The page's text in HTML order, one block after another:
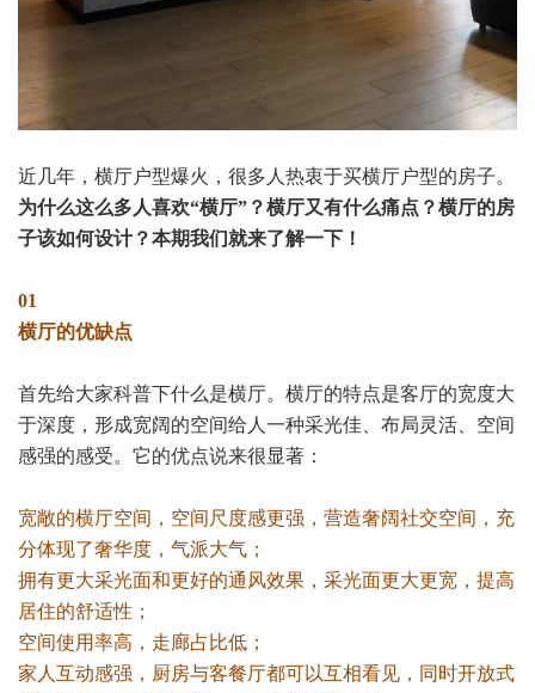
近几年，横厅户型爆火，很多人热衷于买横厅户型的房子。
为什么这么多人喜欢“横厅”？横厅又有什么痛点？横厅的房
子该如何设计？本期我们就来了解一下！
01
横厅的优缺点
首先给大家科普下什么是横厅。横厅的特点是客厅的宽度大
于深度，形成宽阔的空间给人一种采光佳、布局灵活、空间
感强的感受。它的优点说来很显著：
宽敞的横厅空间，空间尺度感更强，营造奢阔社交空间，充
分体现了奢华度，气派大气；
拥有更大采光面和更好的通风效果，采光面更大更宽，提高
居住的舒适性；
空间使用率高，走廊占比低；
家人互动感强，厨房与客餐厅都可以互相看见，同时开放式